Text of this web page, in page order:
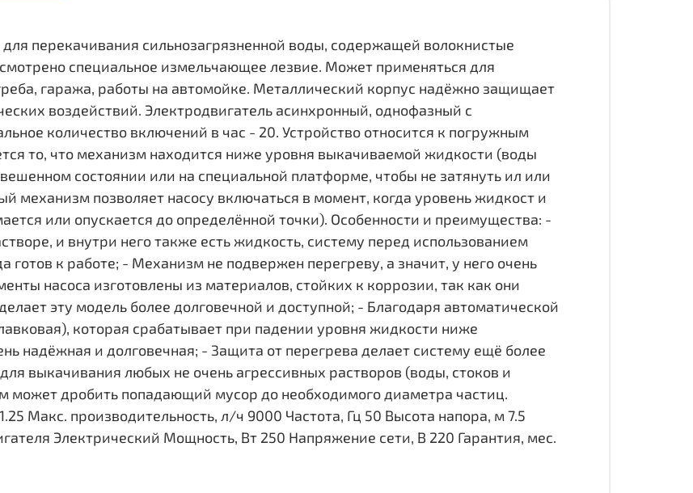
перекачивания сильнозагрязненной воды, содержащей волокнистые
специальное измельчающее лезвие. Может применяться для
гаража, работы на автомойке. Металлический корпус надёжно защищает
воздействий. Электродвигатель асинхронный, однофазный с
количество включений в час - 20. Устройство относится к погружным
то, что механизм находится ниже уровня выкачиваемой жидкости (воды
состоянии или на специальной платформе, чтобы не затянуть ил или
механизм позволяет насосу включаться в момент, когда уровень жидкост и
или опускается до определённой точки). Особенности и преимущества: -
и внутри него также есть жидкость, систему перед использованием
готов к работе; - Механизм не подвержен перегреву, а значит, у него очень
насоса изготовлены из материалов, стойких к коррозии, так как они
эту модель более долговечной и доступной; - Благодаря автоматической
которая срабатывает при падении уровня жидкости ниже
надёжная и долговечная; - Защита от перегрева делает систему ещё более
выкачивания любых не очень агрессивных растворов (воды, стоков и
дробить попадающий мусор до необходимого диаметра частиц.
Макс. производительность, л/ч 9000 Частота, Гц 50 Высота напора, м 7.5
Электрический Мощность, Вт 250 Напряжение сети, В 220 Гарантия, мес.